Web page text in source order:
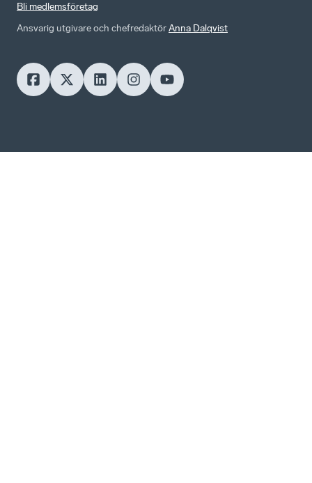
Bli medlemsföretag
Ansvarig utgivare och chefredaktörAnna Dalqvist